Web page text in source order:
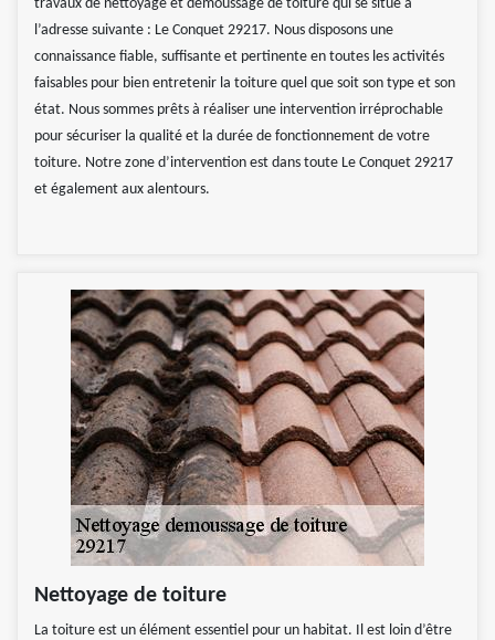
travaux de nettoyage et démoussage de toiture qui se situe à
l’adresse suivante : Le Conquet 29217. Nous disposons une
connaissance fiable, suffisante et pertinente en toutes les activités
faisables pour bien entretenir la toiture quel que soit son type et son
état. Nous sommes prêts à réaliser une intervention irréprochable
pour sécuriser la qualité et la durée de fonctionnement de votre
toiture. Notre zone d’intervention est dans toute Le Conquet 29217
et également aux alentours.
Nettoyage de toiture
La toiture est un élément essentiel pour un habitat. Il est loin d’être